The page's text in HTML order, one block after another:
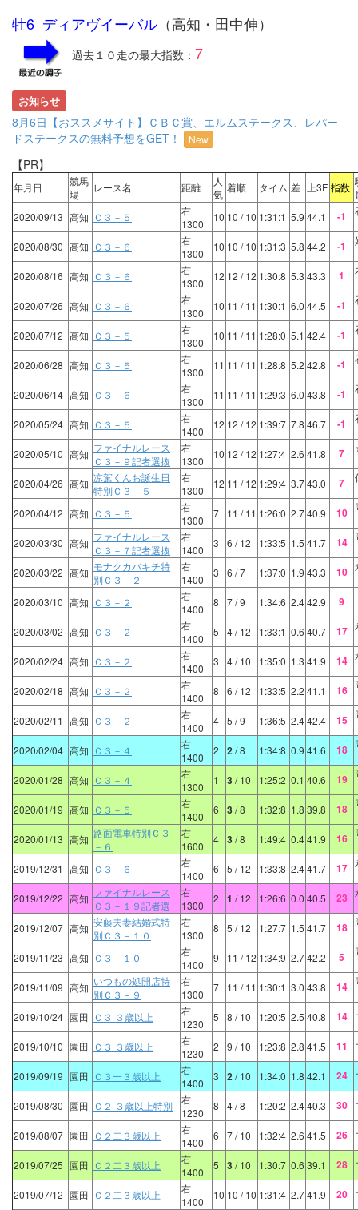
牡6 ディアヴイーバル （高知・田中伸）
過去１０走の最大指数： 7
お知らせ
8月6日【おススメサイト】ＣＢＣ賞、エルムステークス、レパー
ドステークスの無料予想をGET！
New
【PR】
年月日
競馬
場
レース名 距離
人
気
着順 タイム 差 上3F 指数
2020/09/13 高知 Ｃ３－５
右
1300
10 10 / 10 1:31:1 5.9 44.1 -1
2020/08/30 高知 Ｃ３－６
右
1300
10 10 / 10 1:31:3 5.8 44.2 -1
2020/08/16 高知 Ｃ３－６
右
1300
12 12 / 12 1:30:8 5.3 43.3 1
2020/07/26 高知 Ｃ３－６
右
1300
10 11 / 11 1:30:1 6.0 44.5 -1
2020/07/12 高知 Ｃ３－５
右
1300
10 11 / 11 1:28:0 5.1 42.4 -1
2020/06/28 高知 Ｃ３－５
右
1300
11 11 / 11 1:28:8 5.2 42.8 -1
2020/06/14 高知 Ｃ３－６
右
1300
11 11 / 11 1:29:3 6.0 43.8 -1
2020/05/24 高知 Ｃ３－５
右
1400
12 12 / 12 1:39:7 7.8 46.7 -1
2020/05/10 高知 ファイナルレース
Ｃ３－９記者選抜
右
1300
10 12 / 12 1:27:4 2.6 41.8 7
2020/04/26 高知 凉駕くんお誕生日
特別Ｃ３－５
右
1300
12 11 / 12 1:29:4 3.743.0 7
2020/04/12 高知 Ｃ３－５
右
1300
7 11 / 11 1:26:0 2.740.9 10
2020/03/30 高知 ファイナルレース
Ｃ３－７記者選抜
右
1400
3 6 / 12 1:33:5 1.5 41.7 14
2020/03/22 高知 モナクカバキチ特
別Ｃ３－２
右
1400
3 6 / 7 1:37:0 1.9 43.3 10
2020/03/10 高知 Ｃ３－２
右
1400
8 7/ 9 1:34:6 2.442.9 9
2020/03/02 高知 Ｃ３－２
右
1400
5 4/ 12 1:33:1 0.6 40.7 17
2020/02/24 高知 Ｃ３－２
右
1400
3 4/ 10 1:35:0 1.3 41.9 14
2020/02/18 高知 Ｃ３－２
右
1400
8 6 / 12 1:33:5 2.2 41.1 16
2020/02/11 高知 Ｃ３－２
右
1400
4 5 / 9 1:36:5 2.442.4 15
2020/02/04 高知 Ｃ３－４
右
1400
2 2/ 8 1:34:8 0.9 41.6 18
2020/01/28 高知 Ｃ３－４
右
1300
1 3/ 10 1:25:2 0.1 40.6 19
2020/01/19 高知 Ｃ３－５
右
1400
6 3/ 8 1:32:8 1.8 39.8 18
2020/01/13 高知 路面電車特別Ｃ３
－６
右
1600
4 3/ 8 1:49:4 0.441.9 16
2019/12/31 高知 Ｃ３－６
右
1400
6 5 / 12 1:33:8 2.441.7 17
2019/12/22 高知 ファイナルレース
Ｃ３－１９記者選
右
1300
2 1 / 12 1:26:6 0.0 40.5 23
2019/12/07 高知 安藤夫妻結婚式特
別Ｃ３－１０
右
1300
8 5 / 12 1:27:7 1.5 41.7 18
2019/11/23 高知 Ｃ３－１０
右
1400
9 11 / 12 1:34:9 2.742.2 5
2019/11/09 高知 いつもの処開店特
別Ｃ３－９
右
1300
7 11 / 11 1:30:1 3.0 43.8 14
2019/10/24 園田 Ｃ３ ３歳以上
右
1230
5 8 / 10 1:20:5 2.5 40.8 14
2019/10/10 園田 Ｃ３ ３歳以上
右
1230
2 9 / 10 1:23:8 2.8 41.5 11
2019/09/19 園田 Ｃ３一３歳以上
右
1400
3 2/ 10 1:34:0 1.8 42.1 24
2019/08/30 園田 Ｃ２ ３歳以上特別
右
1230
8 4/ 8 1:20:2 2.440.3 30
2019/08/07 園田 Ｃ２二３歳以上
右
1400
6 7/ 10 1:32:4 2.6 41.5 26
2019/07/25 園田 Ｃ２二３歳以上
右
1400
5 3/ 10 1:30:7 0.6 39.1 28
2019/07/12 園田 Ｃ２二３歳以上
右
1400
10 10 / 10 1:31:4 2.741.9 20